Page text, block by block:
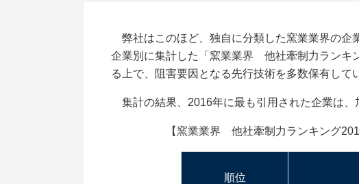
弊社はこのほど、独自に分類した窯業業界の企
企業別に集計した「窯業業界 他社牽制力ランキ
る上で、阻害要因となる先行技術を多数保有して
集計の結果、2016年に最も引用された企業は、
【窯業業界 他社牽制力ランキング2016
順位